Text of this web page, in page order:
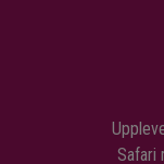
Safari